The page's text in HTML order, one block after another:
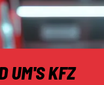
UM'S KFZ